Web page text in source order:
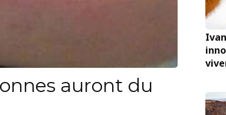
auront du